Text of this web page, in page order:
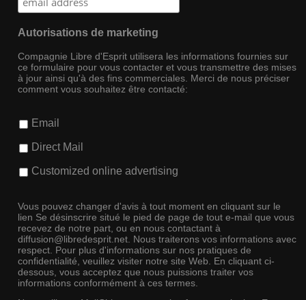
Autorisations de marketing
Compagnie Libre d'Esprit utilisera les informations fournies sur
ce formulaire pour vous contacter et vous transmettre des mises
à jour ainsi qu'à des fins commerciales. Merci de nous préciser
comment vous souhaitez être contacté:
Email
Direct Mail
Customized online advertising
Vous pouvez changer d'avis à tout moment en cliquant sur le
lien Se désinscrire situé le pied de page de tout e-mail que vous
recevez de notre part, ou en nous contactant à
diffusion@libredesprit.net. Nous traiterons vos informations avec
respect. Pour plus d'informations sur nos pratiques de
confidentialité, veuillez visiter notre site Web. En cliquant ci-
dessous, vous acceptez que nous puissions traiter vos
informations conformément à ces termes.